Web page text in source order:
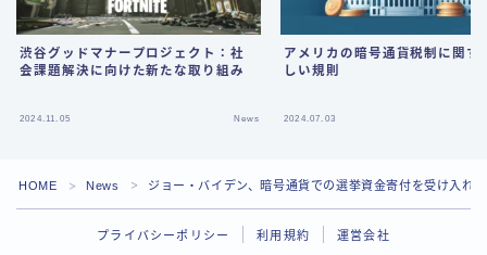
渋谷グッドマナープロジェクト：社
会課題解決に向けた新たな取り組み
2024.11.05 News
アメリカの暗号通貨税制に関す
しい規則
2024.07.03
HOME ＞ News ＞ ジョー・バイデン、暗号通貨での選挙資金寄付を受け入れ
プライバシーポリシー 利用規約 運営会社